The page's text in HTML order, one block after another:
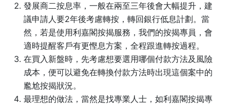
發展商二按息率，一般在兩至三年後會大幅提升，建
議申請人要2年後考慮轉按，轉回銀行低息計劃。當
然，若是使用利嘉閣按揭服務，我們的按揭專員，會
適時提醒客戶有更慳息方案，全程跟進轉按過程。
在買入新盤時，先考慮想要選用哪個付款方法及風險
成本，便可以避免在轉換付款方法時出現這個案中的
尷尬按揭狀況。
最理想的做法，當然是找專業人士，如利嘉閣按揭專